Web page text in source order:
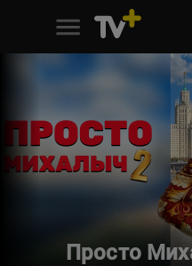
Просто